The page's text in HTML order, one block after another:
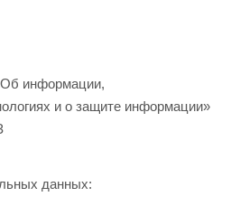
информации,
и о защите информации»
данных: